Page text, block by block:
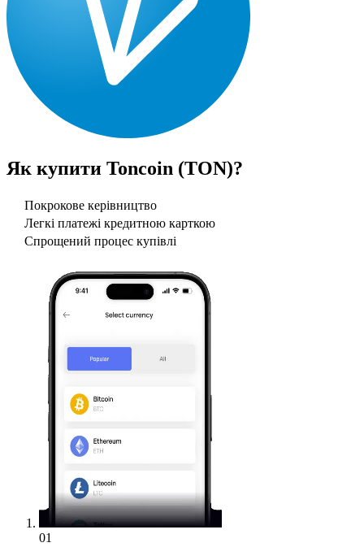
Як купити Toncoin (TON)?
Покрокове керівництво
Легкі платежі кредитною карткою
Спрощений процес купівлі
01